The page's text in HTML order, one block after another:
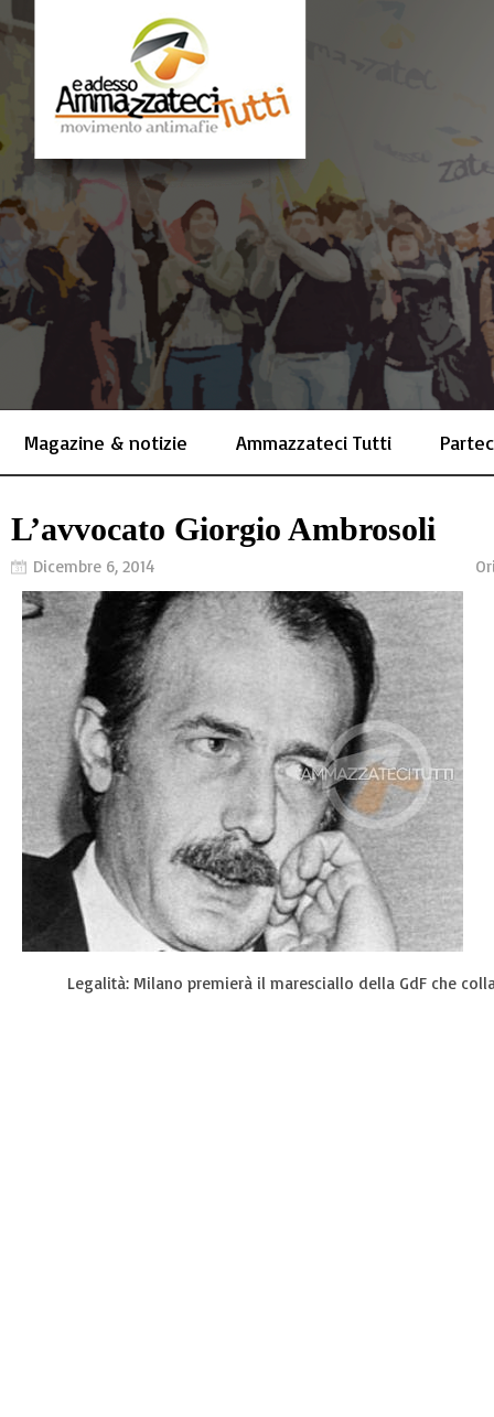
Magazine & notizie Ammazzateci Tutti
L’avvocato Giorgio Ambrosoli
Dicembre 6, 2014
Legalità: Milano premierà il maresciallo della GdF che